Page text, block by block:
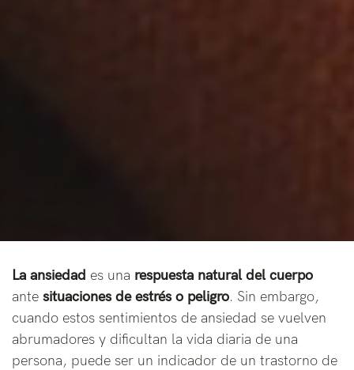
La ansiedad es una respuesta natural del cuerpo
antesituaciones de estrés o peligro. Sin embargo,
cuando estos sentimientos de ansiedad se vuelven
abrumadores y dificultan la vida diaria de una
persona, puede ser un indicador de un trastorno de